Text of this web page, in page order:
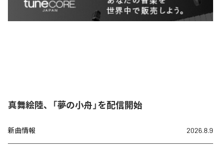
真舞絵陸、「夢の小舟」を配信開始
新曲情報 2026.8.9